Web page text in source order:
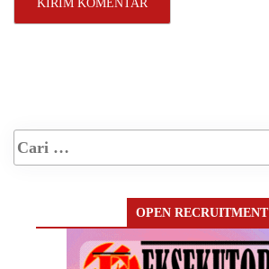
OPEN RECRUITMENT